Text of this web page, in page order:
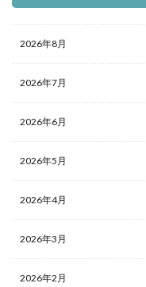
2026年8月
2026年7月
2026年6月
2026年5月
2026年4月
2026年3月
2026年2月